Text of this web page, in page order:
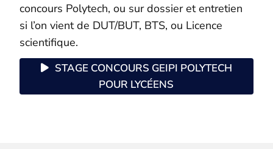
concours Polytech, ou sur dossier et entretien
si l’on vient de DUT/BUT, BTS, ou Licence
scientifique.
STAGE CONCOURS GEIPI POLYTECH
POUR LYCÉENS